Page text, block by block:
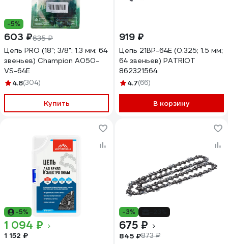
-5%
603 ₽635 ₽
Цепь PRO (18"; 3/8"; 1.3 мм; 64
звеньев) Champion A050-
VS-64E
4.8(304)
Купить
919 ₽
Цепь 21BP-64E (0.325; 1.5 мм;
64 звеньев) PATRIOT
862321564
4.7(66)
В корзину
-5%
1 094 ₽
1 152 ₽
-3%
675 ₽
845 ₽873 ₽